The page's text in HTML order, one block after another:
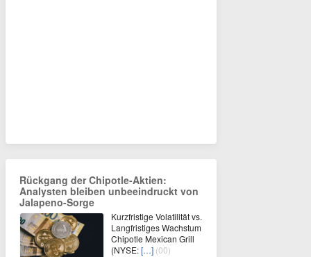
Rückgang der Chipotle-Aktien:
Analysten bleiben unbeeindruckt von
Jalapeno-Sorge
Kurzfristige Volatilität vs.
Langfristiges Wachstum
Chipotle Mexican Grill
(NYSE:[…] (00)